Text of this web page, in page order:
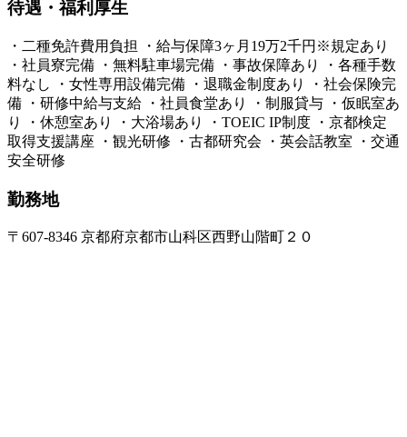
待遇・福利厚生
・二種免許費用負担 ・給与保障3ヶ月19万2千円※規定あり
・社員寮完備 ・無料駐車場完備 ・事故保障あり ・各種手数
料なし ・女性専用設備完備 ・退職金制度あり ・社会保険完
備 ・研修中給与支給 ・社員食堂あり ・制服貸与 ・仮眠室あ
り ・休憩室あり ・大浴場あり ・TOEIC IP制度 ・京都検定
取得支援講座 ・観光研修 ・古都研究会 ・英会話教室 ・交通
安全研修
勤務地
〒607-8346 京都府京都市山科区西野山階町２０